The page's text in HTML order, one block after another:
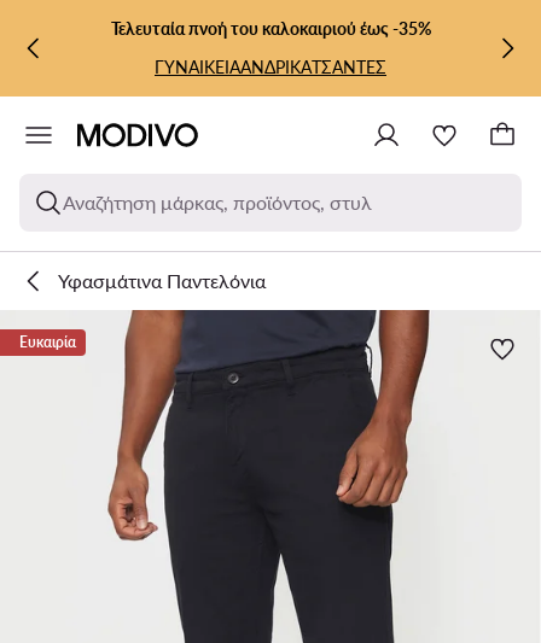
ΜΕΤΆΒΑΣΗ ΣΤΟ ΚΎΡΙΟ ΠΕΡΙΕΧΌΜΕΝΟ
ΜΕΤΆΒΑΣΗ ΣΤΗΝ ΑΝΑΖΉΤΗΣΗ
Τελευταία πνοή του καλοκαιριού έως -35%
ΓΥΝΑΙΚΕΙΑΑΝΔΡΙΚΑΤΣΑΝΤΕΣ
Αναζήτηση μάρκας, προϊόντος, στυλ
Υφασμάτινα Παντελόνια
Ευκαιρία